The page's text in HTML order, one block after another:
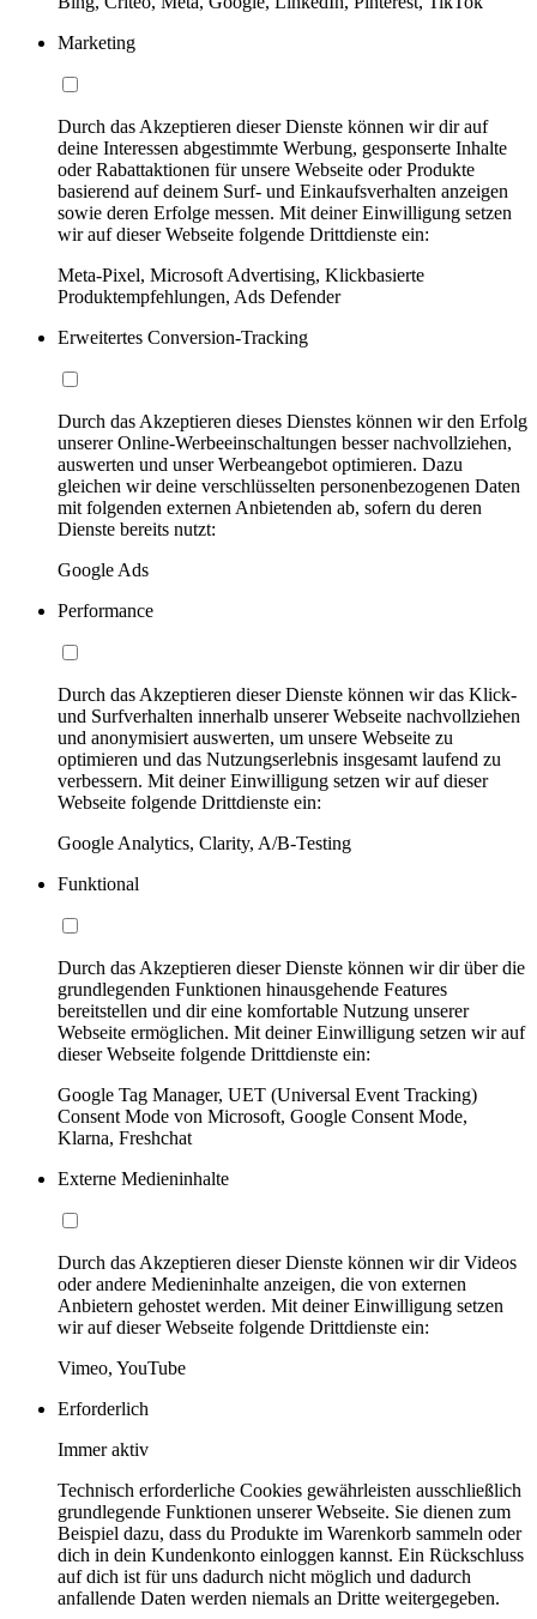
Marketing
Durch das Akzeptieren dieser Dienste können wir dir auf
deine Interessen abgestimmte Werbung, gesponserte Inhalte
oder Rabattaktionen für unsere Webseite oder Produkte
basierend auf deinem Surf- und Einkaufsverhalten anzeigen
sowie deren Erfolge messen. Mit deiner Einwilligung setzen
wir auf dieser Webseite folgende Drittdienste ein:
Meta-Pixel, Microsoft Advertising, Klickbasierte
Produktempfehlungen, Ads Defender
Erweitertes Conversion-Tracking
Durch das Akzeptieren dieses Dienstes können wir den Erfolg
unserer Online-Werbeeinschaltungen besser nachvollziehen,
auswerten und unser Werbeangebot optimieren. Dazu
gleichen wir deine verschlüsselten personenbezogenen Daten
mit folgenden externen Anbietenden ab, sofern du deren
Dienste bereits nutzt:
Google Ads
Performance
Durch das Akzeptieren dieser Dienste können wir das Klick-
und Surfverhalten innerhalb unserer Webseite nachvollziehen
und anonymisiert auswerten, um unsere Webseite zu
optimieren und das Nutzungserlebnis insgesamt laufend zu
verbessern. Mit deiner Einwilligung setzen wir auf dieser
Webseite folgende Drittdienste ein:
Google Analytics, Clarity, A/B-Testing
Funktional
Durch das Akzeptieren dieser Dienste können wir dir über die
grundlegenden Funktionen hinausgehende Features
bereitstellen und dir eine komfortable Nutzung unserer
Webseite ermöglichen. Mit deiner Einwilligung setzen wir auf
dieser Webseite folgende Drittdienste ein:
Google Tag Manager, UET (Universal Event Tracking)
Consent Mode von Microsoft, Google Consent Mode,
Klarna, Freshchat
Externe Medieninhalte
Durch das Akzeptieren dieser Dienste können wir dir Videos
oder andere Medieninhalte anzeigen, die von externen
Anbietern gehostet werden. Mit deiner Einwilligung setzen
wir auf dieser Webseite folgende Drittdienste ein:
Vimeo, YouTube
Erforderlich
Immer aktiv
Technisch erforderliche Cookies gewährleisten ausschließlich
grundlegende Funktionen unserer Webseite. Sie dienen zum
Beispiel dazu, dass du Produkte im Warenkorb sammeln oder
dich in dein Kundenkonto einloggen kannst. Ein Rückschluss
auf dich ist für uns dadurch nicht möglich und dadurch
anfallende Daten werden niemals an Dritte weitergegeben.